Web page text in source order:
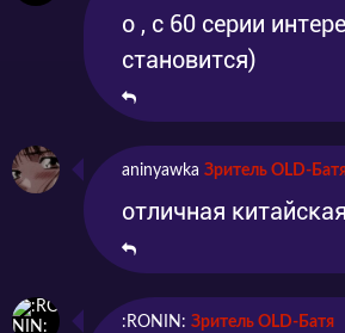
о , с 60 серии
становится)
aninyawka Зритель OLD-
отличная
:RONIN: Зритель OLD-Батя